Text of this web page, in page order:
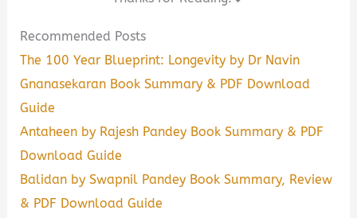
Recommended Posts
The 100 Year Blueprint: Longevity by Dr Navin
Gnanasekaran Book Summary & PDF Download
Guide
Antaheen by Rajesh Pandey Book Summary & PDF
Download Guide
Balidan by Swapnil Pandey Book Summary, Review
& PDF Download Guide